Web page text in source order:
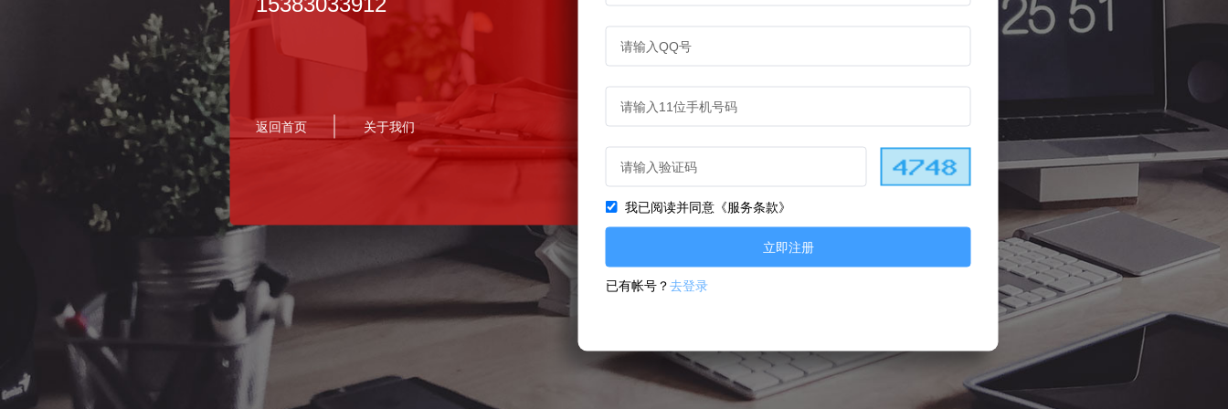
返回首页 关于我们
我已阅读并同意《服务条款》
立即注册
已有帐号？去登录